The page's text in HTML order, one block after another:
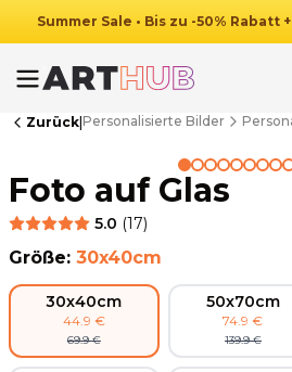
Summer Sale • Bis zu -50% Rabatt
Zurück Personalisierte Bilder
Foto auf Glas
5.0 (17)
Größe: 30x40cm
30x40cm
44.9 €
69.9 €
50x70cm
74.9 €
139.9 €